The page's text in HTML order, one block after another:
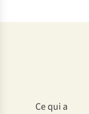
Ce qui a